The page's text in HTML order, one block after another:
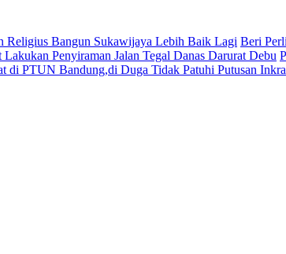
Religius Bangun Sukawijaya Lebih Baik Lagi Beri
Penyiraman Jalan Tegal Danas Darurat Debu
di PTUN Bandung,di Duga Tidak Patuhi Putusan